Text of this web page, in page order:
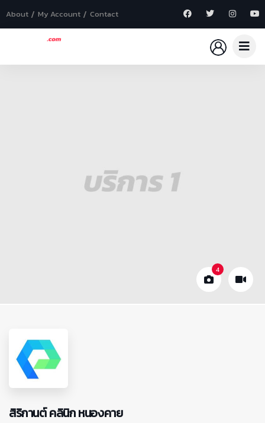
About My Account Contact
4
สิริกานต์ คลินิก หนองคาย